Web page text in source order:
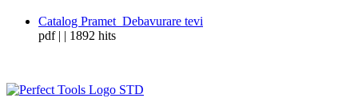
Catalog Pramet_Debavurare tevi
pdf | | 1892 hits